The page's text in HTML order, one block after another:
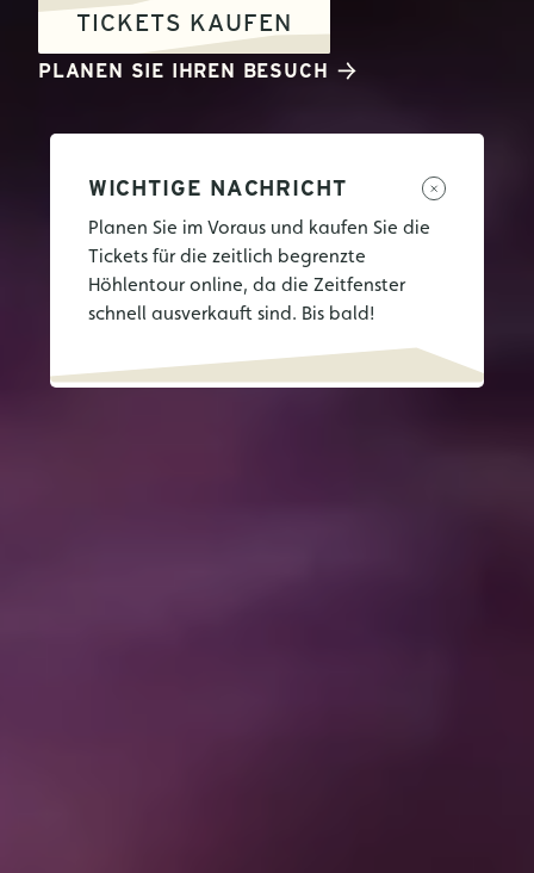
TICKETS KAUFEN
PLANEN SIE IHREN BESUCH
WICHTIGE NACHRICHT
Planen Sie im Voraus und kaufen Sie die
Tickets für die zeitlich begrenzte
Höhlentour online, da die Zeitfenster
schnell ausverkauft sind. Bis bald!